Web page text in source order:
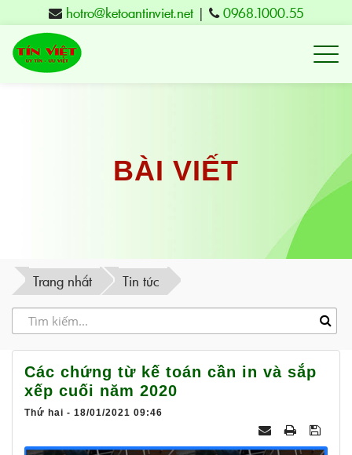
hotro@ketoantinviet.net| 0968.1000.55
Kế
Phú
Yên
tạo
Việt
-
BÀI VIẾT
Trang nhất Tin tức
Các chứng từ kế toán cần in và sắp
xếp cuối năm 2020
Thứ hai - 18/01/2021 09:46